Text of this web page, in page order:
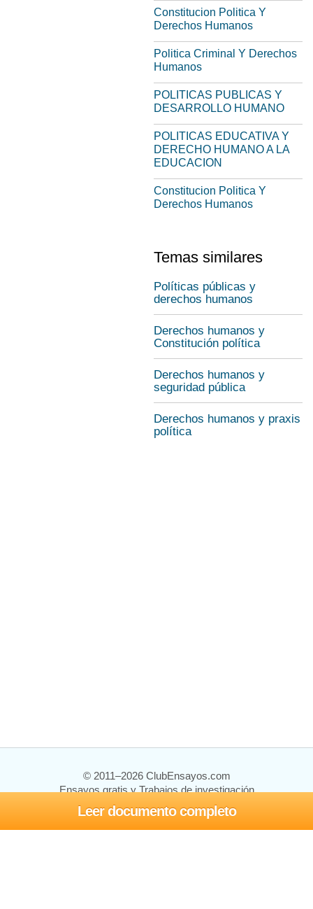
Leer documento completo
Constitucion Politica Y
Derechos Humanos
Politica Criminal Y Derechos
Humanos
POLITICAS PUBLICAS Y
DESARROLLO HUMANO
POLITICAS EDUCATIVA Y
DERECHO HUMANO A LA
EDUCACION
Constitucion Politica Y
Derechos Humanos
Temas similares
Políticas públicas y
derechos humanos
Derechos humanos y
Constitución política
Derechos humanos y
seguridad pública
Derechos humanos y praxis
política
© 2011–2026 ClubEnsayos.com
Ensayos gratis y Trabajos de investigación